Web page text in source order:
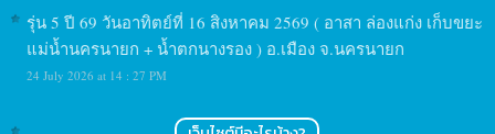
รุ่น 5 ปี 69 วันอาทิตย์ที่ 16 สิงหาคม 2569 ( อาสา ล่องแก่ง เก็บขยะ
แม่น้ำนครนายก + น้ำตกนางรอง ) อ.เมือง จ.นครนายก
24 July 2026 at 14 : 27 PM